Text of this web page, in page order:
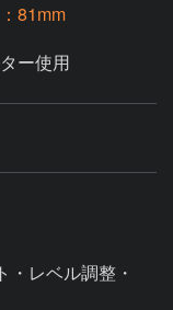
81mm
ー使用
レベル調整・